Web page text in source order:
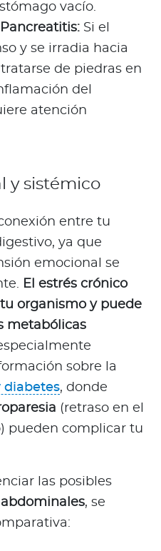
vacío.
Si el
y se irradia hacia
de piedras en
del
atención
y sistémico
entre tu
ya que
emocional se
El estrés crónico
organismo y puede
metabólicas
sobre la
diabetes, donde
(retraso en el
pueden complicar tu
las posibles
, se